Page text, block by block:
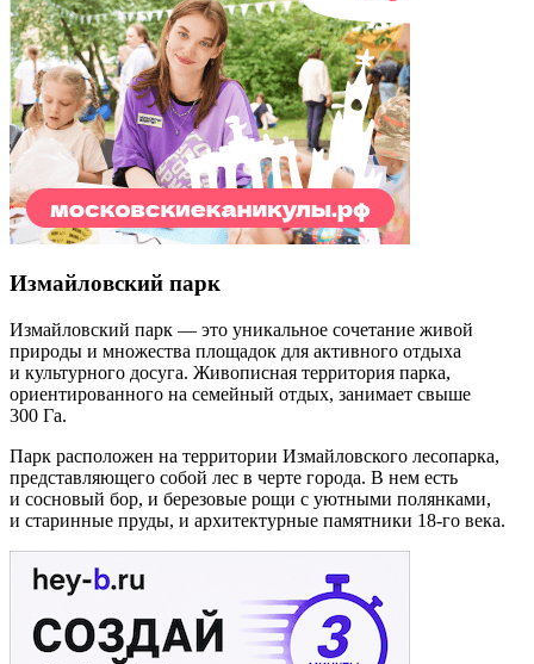
Измайловский парк
Измайловский парк — это уникальное сочетание живой
природы и множества площадок для активного отдыха
и культурного досуга. Живописная территория парка,
ориентированного на семейный отдых, занимает свыше
300 Га.
Парк расположен на территории Измайловского лесопарка,
представляющего собой лес в черте города. В нем есть
и сосновый бор, и березовые рощи с уютными полянками,
и старинные пруды, и архитектурные памятники 18-го века.